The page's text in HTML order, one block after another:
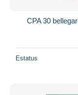
CPA 30
Estatus